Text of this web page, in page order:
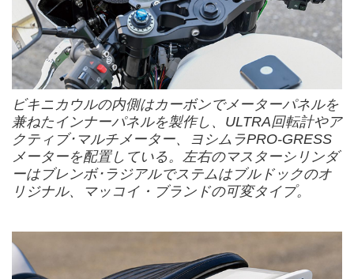
ビキニカウルの内側はカーボンでメーターパネルを
兼ねたインナーパネルを製作し、ULTRA回転計やア
クティブ･マルチメーター、ヨシムラPRO-GRESS
メーターを配置している。左右のマスターシリンダ
ーはブレンボ･ラジアルでステムはブルドックのオ
リジナル、マッコイ・ブランドの可変タイプ。